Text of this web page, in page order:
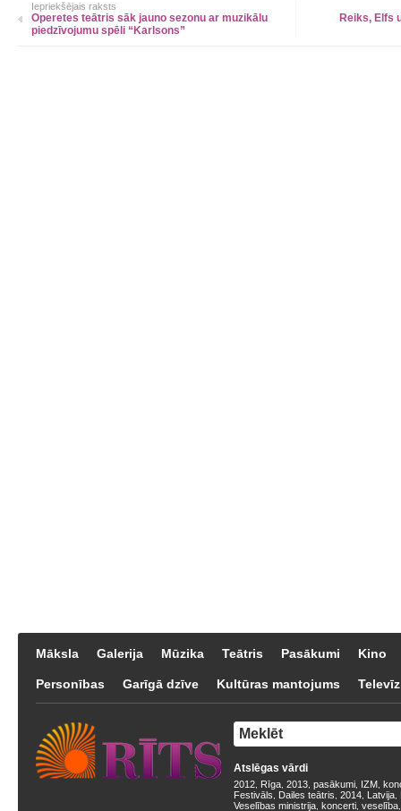
Iepriekšējais raksts
Operetes teātris sāk jauno sezonu ar muzikālu
piedzīvojumu spēli “Karlsons”
Reiks, Elfs
Māksla Galerija Mūzika Teātris Pasākumi Kino
Personības Garīgā dzīve Kultūras mantojums
Atslēgas vārdi
2012 Rīga 2013 pasākumi IZM
Festivāls
Dailes teātris 2014 Latvija
Veselības ministrija koncerti veselība